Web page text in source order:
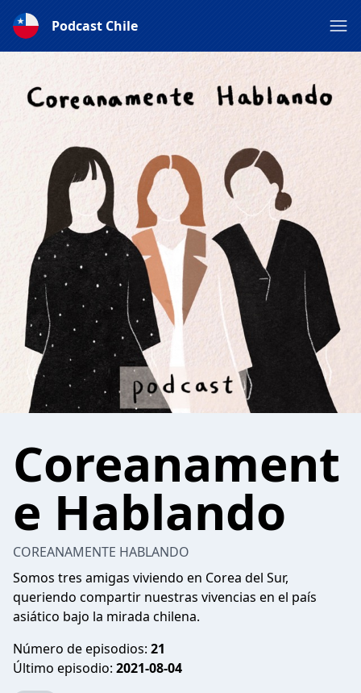
Podcast Chile
Coreanament
e Hablando
COREANAMENTE HABLANDO
Somos tres amigas viviendo en Corea del Sur,
queriendo compartir nuestras vivencias en el país
asiático bajo la mirada chilena.
Número de episodios: 21
Último episodio: 2021-08-04